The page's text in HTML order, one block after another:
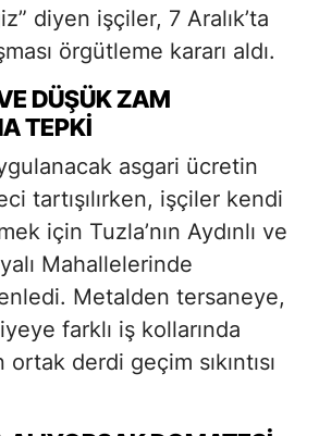
diyen işçiler, 7 Aralık’ta
örgütleme kararı aldı.
DÜŞÜK ZAM
TEPKI
asgari ücretin
tartışılırken, işçiler kendi
için Tuzla’nın Aydınlı ve
Mahallelerinde
Metalden tersaneye,
farklı iş kollarında
derdi geçim sıkıntısı